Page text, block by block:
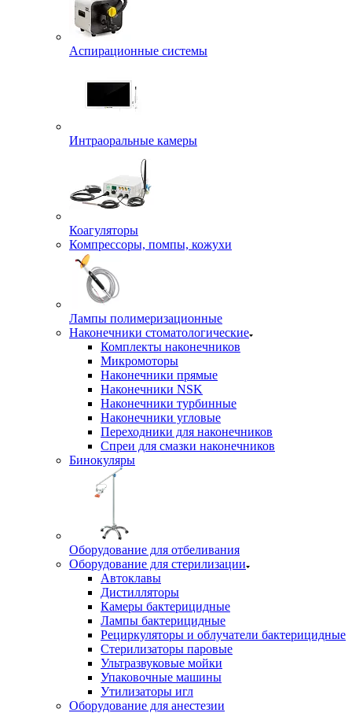
Аспирационные системы
Интраоральные камеры
Коагуляторы
Компрессоры, помпы, кожухи
Лампы полимеризационные
Наконечники стоматологические
Комплекты наконечников
Микромоторы
Наконечники прямые
Наконечники NSK
Наконечники турбинные
Наконечники угловые
Переходники для наконечников
Спреи для смазки наконечников
Бинокуляры
Оборудование для отбеливания
Оборудование для стерилизации
Автоклавы
Дистилляторы
Камеры бактерицидные
Лампы бактерицидные
Рециркуляторы и облучатели бактерицидные
Стерилизаторы паровые
Ультразвуковые мойки
Упаковочные машины
Утилизаторы игл
Оборудование для анестезии